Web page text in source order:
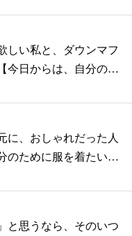
しい私と、ダウンマフ
今日からは、自分のた
に、おしゃれだった人
のために服を着たい
と思うなら、そのいつ